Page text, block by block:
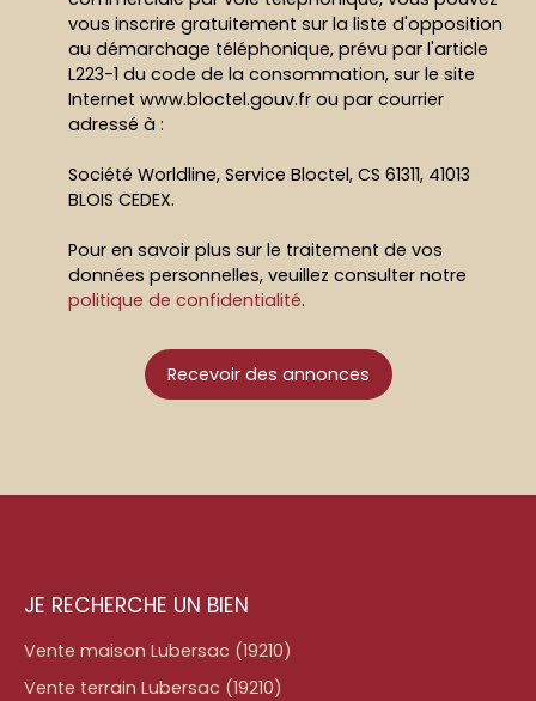
vous inscrire gratuitement sur la liste d'opposition
au démarchage téléphonique, prévu par l'article
L223-1 du code de la consommation, sur le site
Internet www.bloctel.gouv.fr ou par courrier
adressé à :
Société Worldline, Service Bloctel, CS 61311, 41013
BLOIS CEDEX.
Pour en savoir plus sur le traitement de vos
données personnelles, veuillez consulter notre
politique de confidentialité.
Recevoir des annonces
JE RECHERCHE UN BIEN
Vente maison Lubersac (19210)
Vente terrain Lubersac (19210)